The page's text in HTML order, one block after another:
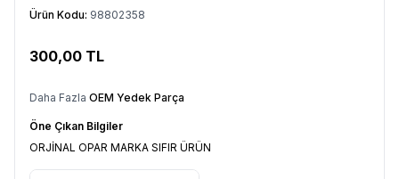
Ürün Kodu: 98802358
300,00 TL
Daha Fazla OEM Yedek Parça
Öne Çıkan Bilgiler
ORJİNAL OPAR MARKA SIFIR ÜRÜN